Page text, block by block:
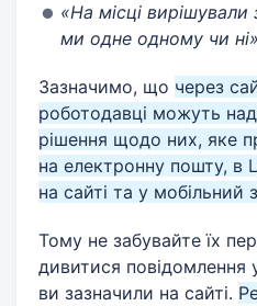
«На місці
ми одне одному чи
Зазначимо, що через
роботодавці можуть
рішення щодо них, яке
на електронну пошту, в
на сайті та у мобільний
Тому не забувайте їх
дивитися повідомлення
ви зазначили на сайті.